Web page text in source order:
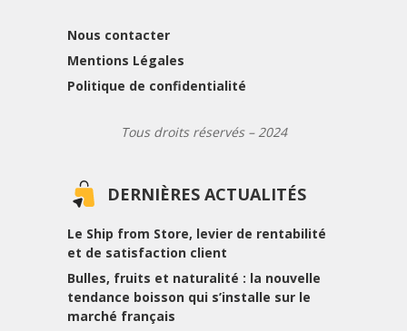
Nous contacter
Mentions Légales
Politique de confidentialité
Tous droits réservés – 2024
DERNIÈRES ACTUALITÉS
Le Ship from Store, levier de rentabilité
et de satisfaction client
Bulles, fruits et naturalité : la nouvelle
tendance boisson qui s’installe sur le
marché français